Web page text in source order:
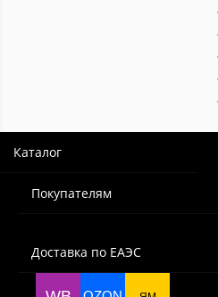
Каталог
Покупателям
Доставка по ЕАЭС